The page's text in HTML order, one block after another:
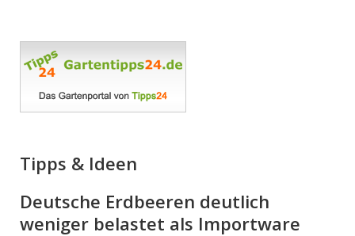
Tipps & Ideen
Deutsche Erdbeeren deutlich
weniger belastet als Importware